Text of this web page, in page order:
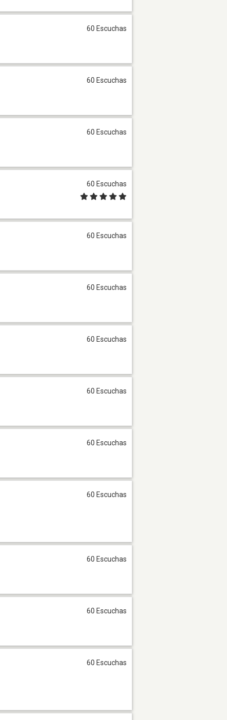
60 Escuchas
60 Escuchas
60 Escuchas
60 Escuchas
60 Escuchas
60 Escuchas
60 Escuchas
60 Escuchas
60 Escuchas
60 Escuchas
60 Escuchas
60 Escuchas
60 Escuchas